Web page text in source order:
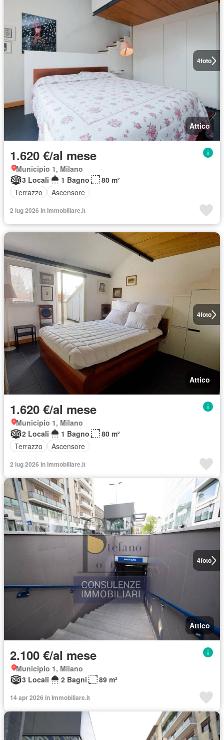
4foto
Attico
1.620 €/al mese
Municipio 1, Milano
3 Locali
1 Bagno
80 m²
Terrazzo
Ascensore
2 lug 2026 in Immobiliare.it
4foto
Attico
1.620 €/al mese
Municipio 1, Milano
2 Locali
1 Bagno
80 m²
Terrazzo
Ascensore
2 lug 2026 in Immobiliare.it
4foto
Attico
2.100 €/al mese
Municipio 1, Milano
3 Locali
2 Bagni 89 m²
14 apr 2026 in Immobiliare.it